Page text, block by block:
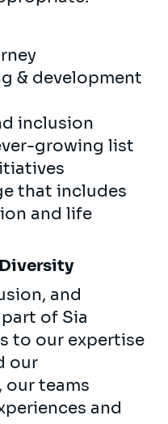
& development
inclusion
growing list
that includes
and life
and
of Sia
to our expertise
our
teams
and